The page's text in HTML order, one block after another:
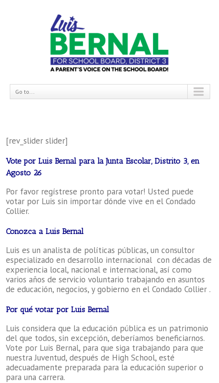
Go to...
[rev_slider slider]
Vote por Luis Bernal para la Junta Escolar, Distrito 3, en
Agosto 26
Por favor regístrese pronto para votar! Usted puede
votar por Luis sin importar dónde vive en el Condado
Collier.
Conozca a Luis Bernal
Luis es un analista de políticas públicas, un consultor
especializado en desarrollo internacional con décadas de
experiencia local, nacional e internacional, así como
varios años de servicio voluntario trabajando en asuntos
de educación, negocios, y gobierno en el Condado Collier .
Por qué votar por Luis Bernal
Luis considera que la educación pública es un patrimonio
del que todos, sin excepción, deberíamos beneficiarnos.
Vote por Luis Bernal, para que siga trabajando para que
nuestra Juventud, después de High School, esté
adecuadamente preparada para la educación superior o
para una carrera.